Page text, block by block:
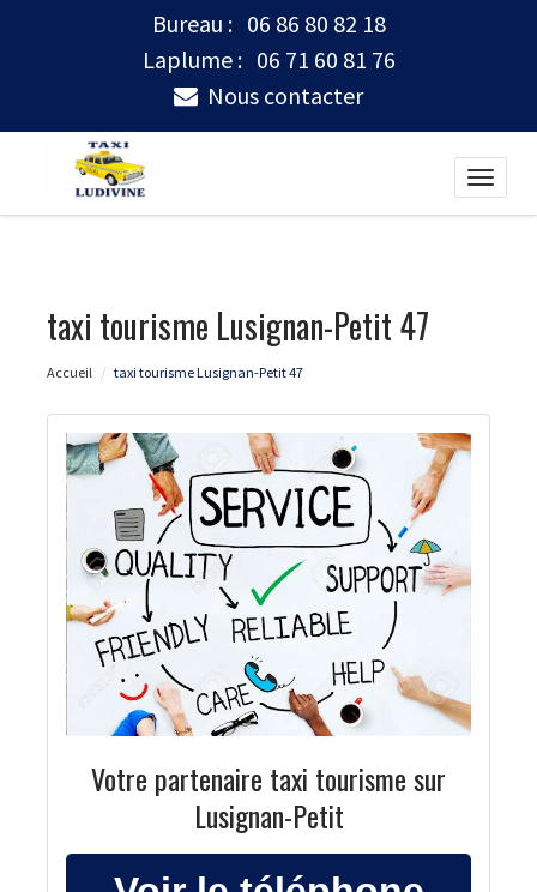
Bureau : 06 86 80 82 18
Laplume : 06 71 60 81 76
Nous contacter
Toggle
taxi tourisme Lusignan-Petit 47
Accueil taxi tourisme Lusignan-Petit 47
Votre partenaire taxi tourisme sur
Lusignan-Petit